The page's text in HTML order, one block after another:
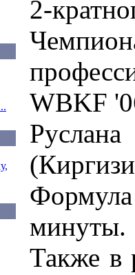
2-
WBKF
минуты.
Также в